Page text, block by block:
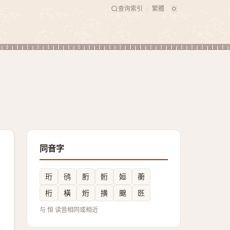
查询索引 繁體
同音字
珩 鸻 胻 䯒 姮
蘅
桁
橫 烆 撗 䬖 㔰
与 恒 读音相同或相近